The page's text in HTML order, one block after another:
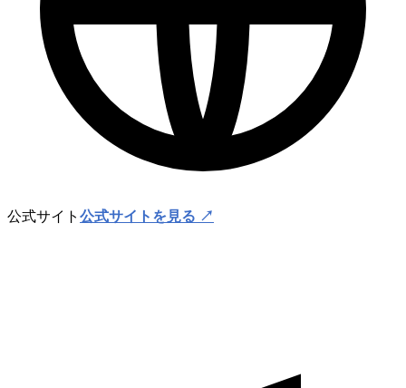
公式サイト 公式サイトを見る ↗